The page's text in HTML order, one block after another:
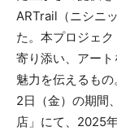
ARTrail（ニシニ
た。本プロジェ
寄り添い、アー
魅力を伝えるも
2日（金）の期間
店」にて、2025